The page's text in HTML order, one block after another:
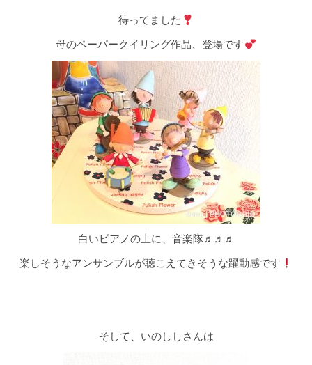
待ってました
母のペーパークイリング作品、登場です
白いピアノの上に、音楽隊♬♬♬
楽しそうなアンサンブルが聴こえてきそうな躍動感です
そして、いのししさんは